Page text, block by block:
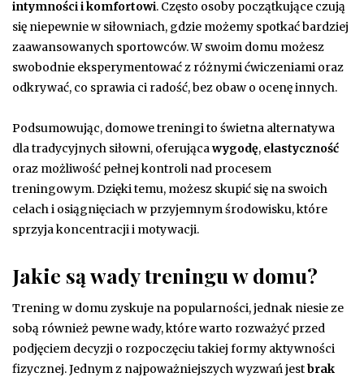
intymności i komfortowi. Często osoby początkujące czują
się niepewnie w siłowniach, gdzie możemy spotkać bardziej
zaawansowanych sportowców. W swoim domu możesz
swobodnie eksperymentować z różnymi ćwiczeniami oraz
odkrywać, co sprawia ci radość, bez obaw o ocenę innych.
Podsumowując, domowe treningi to świetna alternatywa
dla tradycyjnych siłowni, oferującawygodę, elastyczność
oraz możliwość pełnej kontroli nad procesem
treningowym. Dzięki temu, możesz skupić się na swoich
celach i osiągnięciach w przyjemnym środowisku, które
sprzyja koncentracji i motywacji.
Jakie są wady treningu w domu?
Trening w domu zyskuje na popularności, jednak niesie ze
sobą również pewne wady, które warto rozważyć przed
podjęciem decyzji o rozpoczęciu takiej formy aktywności
fizycznej. Jednym z najpoważniejszych wyzwań jestbrak